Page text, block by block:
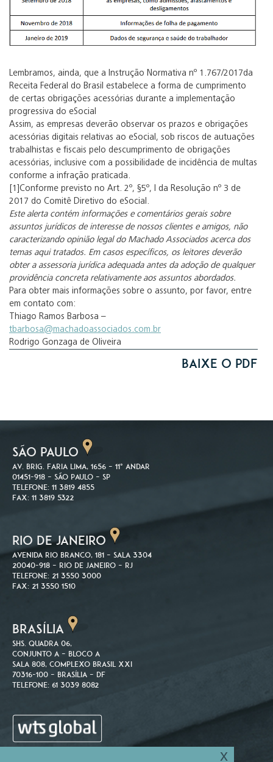
Lembramos, ainda, que a Instrução Normativa nº 1.767/2017da
Receita Federal do Brasil estabelece a forma de cumprimento
de certas obrigações acessórias durante a implementação
progressiva do eSocial
Assim, as empresas deverão observar os prazos e obrigações
acessórias digitais relativas ao eSocial, sob riscos de autuações
trabalhistas e fiscais pelo descumprimento de obrigações
acessórias, inclusive com a possibilidade de incidência de multas
conforme a infração praticada.
[1]Conforme previsto no Art. 2º, §5º, I da Resolução nº 3 de
2017 do Comitê Diretivo do eSocial.
Este alerta contém informações e comentários gerais sobre
assuntos jurídicos de interesse de nossos clientes e amigos, não
caracterizando opinião legal do Machado Associados acerca dos
temas aqui tratados. Em casos específicos, os leitores deverão
obter a assessoria jurídica adequada antes da adoção de qualquer
providência concreta relativamente aos assuntos abordados.
Para obter mais informações sobre o assunto, por favor, entre
em contato com:
Thiago Ramos Barbosa –
tbarbosa@machadoassociados.com.br
Rodrigo Gonzaga de Oliveira
Baixe o PDF
SÃO PAULO
Av. Brig. Faria Lima, 1656 – 11º andar
01451-918 – São Paulo – SP
Telefone: 11 3819 4855
Fax: 11 3819 5322
RIO DE JANEIRO
Avenida Rio Branco, 181 – Sala 3304
20040-918 – Rio de Janeiro – RJ
Telefone: 21 3550 3000
Fax: 21 3550 1510
BRASÍLIA
SHS. Quadra 06,
Conjunto A – Bloco A
Sala 808, Complexo Brasil XXI
70316-100 – Brasília – DF
Telefone: 61 3039 8082
x